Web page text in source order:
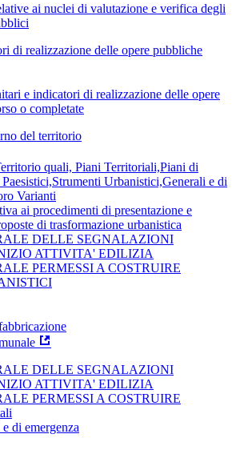
ai nuclei di valutazione e verifica degli
di realizzazione delle opere pubbliche
e indicatori di realizzazione delle opere
o completate
del territorio
quali, Piani Territoriali,Piani di
Urbanistici,Generali e di
Varianti
ai procedimenti di presentazione e
di trasformazione urbanistica
DELLE SEGNALAZIONI
ATTIVITA' EDILIZIA
PERMESSI A COSTRUIRE
DELLE SEGNALAZIONI
ATTIVITA' EDILIZIA
PERMESSI A COSTRUIRE
di emergenza